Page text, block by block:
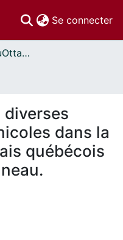
Se connecter
Thèses uOttawa // uOttawa Theses
diverses
dans la
québécois